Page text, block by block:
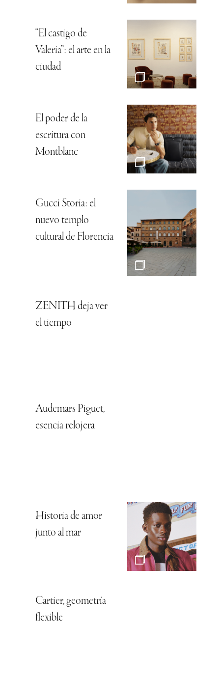
“El castigo de
Valeria”: el arte en la
ciudad
El poder de la
escritura con
Montblanc
Gucci Storia: el
nuevo templo
cultural de Florencia
ZENITH deja ver
el tiempo
Audemars Piguet,
esencia relojera
Historia de amor
junto al mar
Cartier, geometría
flexible